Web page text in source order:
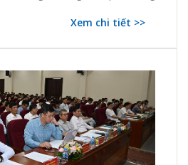
Xem chi tiết >>